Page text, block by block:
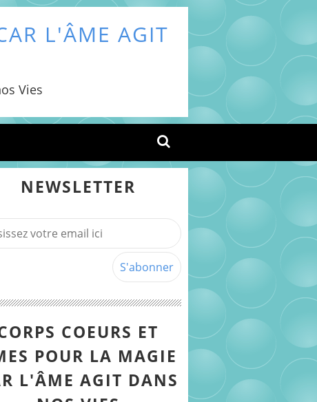
L'ÂME AGIT
Vies
NEWSLETTER
COEURS ET
POUR LA MAGIE
L'ÂME AGIT DANS